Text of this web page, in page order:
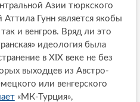
Азии тюркского
Гунн является якобы
и венгров. Вряд ли это
идеология была
в XIX веке не без
выходцев из Австро-
или венгерского
«МК-Турция»,